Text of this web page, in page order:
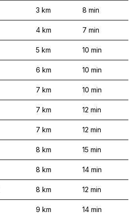
3 km 8 min
4 km 7 min
5 km 10 min
6 km 10 min
7 km 10 min
7 km 12 min
7 km 12 min
8 km 15 min
8 km 14 min
8 km 12 min
9 km 14 min